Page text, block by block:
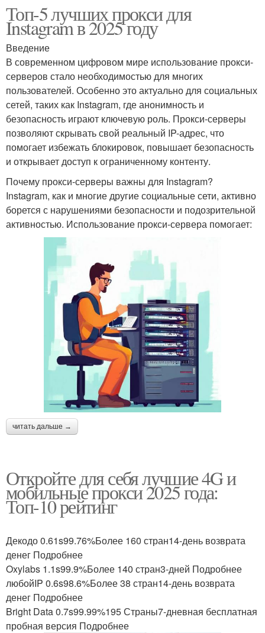
Топ-5 лучших прокси для
Instagram в 2025 году
Введение
В современном цифровом мире использование прокси-
серверов стало необходимостью для многих
пользователей. Особенно это актуально для социальных
сетей, таких как Instagram, где анонимность и
безопасность играют ключевую роль. Прокси-серверы
позволяют скрывать свой реальный IP-адрес, что
помогает избежать блокировок, повышает безопасность
и открывает доступ к ограниченному контенту.
Почему прокси-серверы важны для Instagram?
Instagram, как и многие другие социальные сети, активно
борется с нарушениями безопасности и подозрительной
активностью. Использование прокси-сервера помогает:
читать дальше →
Откройте для себя лучшие 4G и
мобильные прокси 2025 года:
Топ-10 рейтинг
Декодо 0.61s99.76%Более 160 стран14-день возврата
денег Подробнее
Oxylabs 1.1s99.9%Более 140 стран3-дней Подробнее
любойIP 0.6s98.6%Более 38 стран14-день возврата
денег Подробнее
Bright Data 0.7s99.99%195 Страны7-дневная бесплатная
пробная версия Подробнее